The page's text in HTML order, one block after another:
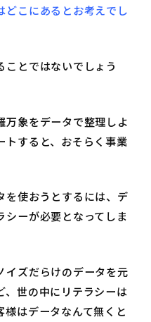
どこにあるとお考えでし
ことではないでしょう
万象をデータで整理しよ
トすると、おそらく事業
を使おうとするには、デ
シーが必要となってしま
イズだらけのデータを元
、世の中にリテラシーは
はデータなんて無くと